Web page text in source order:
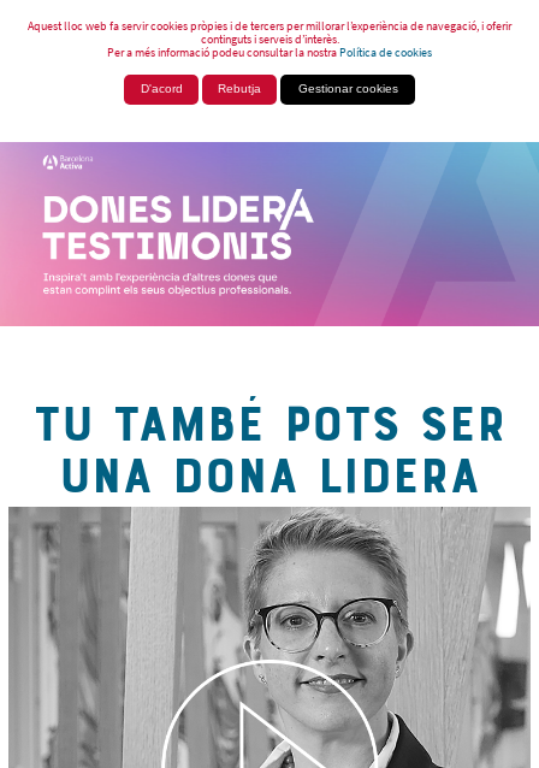
Aquest lloc web fa servir cookies pròpies i de tercers per millorar l’experiència de navegació, i oferir
continguts i serveis d’interès.
Per a més informació podeu consultar la nostraPolítica de cookies
D'acord Rebutja Gestionar cookies
TU TAMBÉ POTS SER
UNA DONA LIDERA